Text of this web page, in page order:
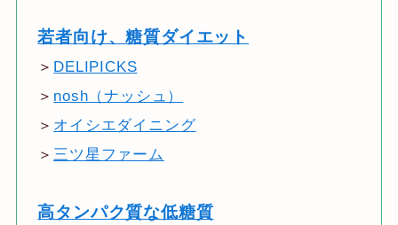
若者向け、糖質ダイエット
＞ DELIPICKS
＞ nosh（ナッシュ）
＞ オイシエダイニング
＞ 三ツ星ファーム
高タンパク質な低糖質